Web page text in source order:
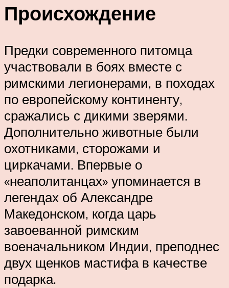
Происхождение
Предки современного питомца
участвовали в боях вместе с
римскими легионерами, в походах
по европейскому континенту,
сражались с дикими зверями.
Дополнительно животные были
охотниками, сторожами и
циркачами. Впервые о
«неаполитанцах» упоминается в
легендах об Александре
Македонском, когда царь
завоеванной римским
военачальником Индии, преподнес
двух щенков мастифа в качестве
подарка.